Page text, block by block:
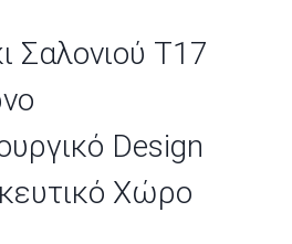
Σαλονιού T17
Design
Χώρο